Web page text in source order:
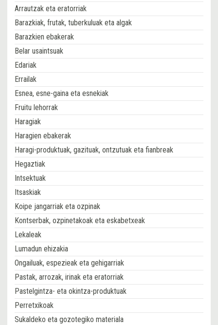
Arrautzak eta eratorriak
Barazkiak, frutak, tuberkuluak eta algak
Barazkien ebakerak
Belar usaintsuak
Edariak
Errailak
Esnea, esne-gaina eta esnekiak
Fruitu lehorrak
Haragiak
Haragien ebakerak
Haragi-produktuak, gazituak, ontzutuak eta fianbreak
Hegaztiak
Intsektuak
Itsaskiak
Koipe jangarriak eta ozpinak
Kontserbak, ozpinetakoak eta eskabetxeak
Lekaleak
Lumadun ehizakia
Ongailuak, espezieak eta gehigarriak
Pastak, arrozak, irinak eta eratorriak
Pastelgintza- eta okintza-produktuak
Perretxikoak
Sukaldeko eta gozotegiko materiala